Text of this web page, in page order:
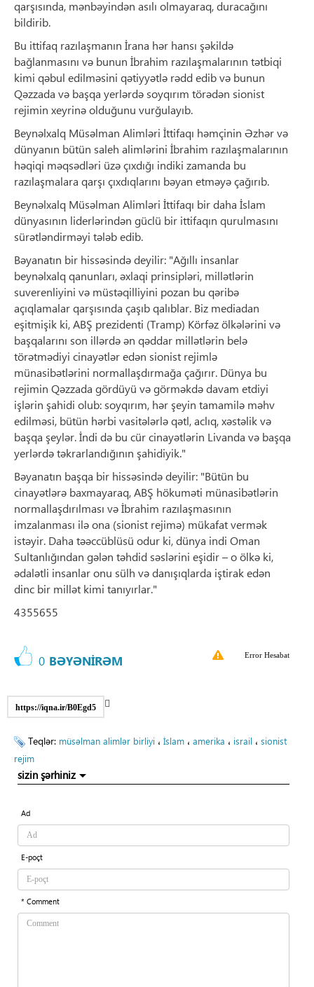
qarşısında, mənbəyindən asılı olmayaraq, duracağını
bildirib.
Bu ittifaq razılaşmanın İrana hər hansı şəkildə
bağlanmasını və bunun İbrahim razılaşmalarının tətbiqi
kimi qəbul edilməsini qətiyyətlə rədd edib və bunun
Qəzzada və başqa yerlərdə soyqırım törədən sionist
rejimin xeyrinə olduğunu vurğulayıb.
Beynəlxalq Müsəlman Alimləri İttifaqı həmçinin Əzhər və
dünyanın bütün saleh alimlərini İbrahim razılaşmalarının
həqiqi məqsədləri üzə çıxdığı indiki zamanda bu
razılaşmalara qarşı çıxdıqlarını bəyan etməyə çağırıb.
Beynəlxalq Müsəlman Alimləri İttifaqı bir daha İslam
dünyasının liderlərindən güclü bir ittifaqın qurulmasını
sürətləndirməyi tələb edib.
Bəyanatın bir hissəsində deyilir: "Ağıllı insanlar
beynəlxalq qanunları, əxlaqi prinsipləri, millətlərin
suverenliyini və müstəqilliyini pozan bu qəribə
açıqlamalar qarşısında çaşıb qalıblar. Biz mediadan
eşitmişik ki, ABŞ prezidenti (Tramp) Körfəz ölkələrini və
başqalarını son illərdə ən qəddar millətlərin belə
törətmədiyi cinayətlər edən sionist rejimlə
münasibətlərini normallaşdırmağa çağırır. Dünya bu
rejimin Qəzzada gördüyü və görməkdə davam etdiyi
işlərin şahidi olub: soyqırım, hər şeyin tamamilə məhv
edilməsi, bütün hərbi vasitələrlə qətl, aclıq, xəstəlik və
başqa şeylər. İndi də bu cür cinayətlərin Livanda və başqa
yerlərdə təkrarlandığının şahidiyik."
Bəyanatın başqa bir hissəsində deyilir: "Bütün bu
cinayətlərə baxmayaraq, ABŞ hökuməti münasibətlərin
normallaşdırılması və İbrahim razılaşmasının
imzalanması ilə ona (sionist rejimə) mükafat vermək
istəyir. Daha təəccüblüsü odur ki, dünya indi Oman
Sultanlığından gələn təhdid səslərini eşidir – o ölkə ki,
ədalətli insanlar onu sülh və danışıqlarda iştirak edən
dinc bir millət kimi tanıyırlar."
4355655
0 BƏYƏNİRƏM Error Hesabat
https://iqna.ir/B0Egd5
Teqlər: müsəlman alimlər birliyi ، İslam ، amerika ، israil ، sionist
rejim
sizin şərhiniz
Ad
E-poçt
* Comment